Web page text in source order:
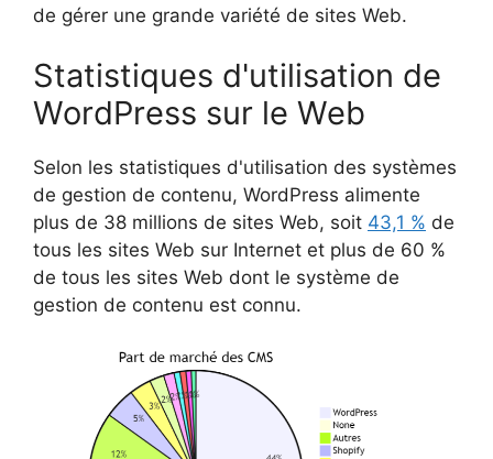
de gérer une grande variété de sites Web.
Statistiques d'utilisation de
WordPress sur le Web
Selon les statistiques d'utilisation des systèmes
de gestion de contenu, WordPress alimente
plus de 38 millions de sites Web, soit 43,1 % de
tous les sites Web sur Internet et plus de 60 %
de tous les sites Web dont le système de
gestion de contenu est connu.